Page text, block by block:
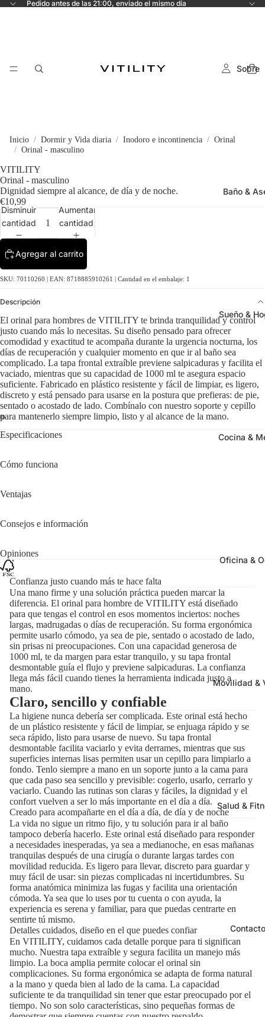
Pedido antes de las 21:00, enviado el mismo día
Sobre
Baño &
Sueño &
Cocina &
Oficina &
Movilidad &
Salud &
Contacto
Inicio Dormir y Vida diaria Inodoro e incontinencia
Orinal
Orinal - masculino
VITILITY
Orinal - masculino
Dignidad siempre al alcance, de día y de noche.
€10,99
Disminuir
cantidad
Aumentar
cantidad
Agregar al carrito
SKU: 70110260 | EAN: 8718885910261 | Cantidad en el embalaje: 1
Descripción
El orinal para hombres de VITILITY te brinda tranquilidad y control
justo cuando más lo necesitas. Su diseño pensado para ofrecer
comodidad y exactitud te acompaña durante la urgencia nocturna, los
días de recuperación y cualquier momento en que ir al baño sea
complicado. La tapa frontal extraíble previene salpicaduras y facilita el
vaciado, mientras que su capacidad de 1000 ml te asegura espacio
suficiente. Fabricado en plástico resistente y fácil de limpiar, es ligero,
discreto y está pensado para usarse en la postura que prefieras: de pie,
sentado o acostado de lado. Combínalo con nuestro soporte y cepillo
para mantenerlo siempre limpio, listo y al alcance de la mano.
Especificaciones
Cómo funciona
Ventajas
Consejos e información
Opiniones
Confianza justo cuando más te hace falta
Una mano firme y una solución práctica pueden marcar la
diferencia. El orinal para hombre de VITILITY está diseñado
para que tengas el control en esos momentos inciertos: noches
largas, madrugadas o días de recuperación. Su forma ergonómica
permite usarlo cómodo, ya sea de pie, sentado o acostado de lado,
sin prisas ni preocupaciones. Con una capacidad generosa de
1000 ml, te da margen para estar tranquilo, y su tapa frontal
desmontable guía el flujo y previene salpicaduras. La confianza
llega más fácil cuando tienes la herramienta indicada justo a
mano.
Claro, sencillo y confiable
La higiene nunca debería ser complicada. Este orinal está hecho
de un plástico resistente y fácil de limpiar, se enjuaga rápido y se
seca rápido, listo para usarse de nuevo. Su tapa frontal
desmontable facilita vaciarlo y evita derrames, mientras que sus
superficies internas lisas permiten usar un cepillo para limpiarlo a
fondo. Tenlo siempre a mano en un soporte junto a la cama para
que cada paso sea sencillo y previsible: cogerlo, usarlo, cerrarlo y
vaciarlo. Cuando las rutinas son claras y fáciles, la dignidad y el
confort vuelven a ser lo más importante en el día a día.
Creado para acompañarte en el día a día, de día y de noche
La vida no sigue un ritmo fijo, y tu solución para ir al baño
tampoco debería hacerlo. Este orinal está diseñado para responder
a necesidades inesperadas, ya sea a medianoche, en esas mañanas
tranquilas después de una cirugía o durante largas tardes con
movilidad reducida. Es ligero para llevar, discreto para guardar y
muy fácil de usar: sin piezas complicadas ni incertidumbres. Su
forma anatómica minimiza las fugas y facilita una orientación
cómoda. Ya sea que lo uses por tu cuenta o con ayuda, la
experiencia es serena y familiar, para que puedas centrarte en
sentirte tú mismo.
Detalles cuidados, diseño en el que puedes confiar
En VITILITY, cuidamos cada detalle porque para ti significan
mucho. Nuestra tapa extraíble y segura facilita un manejo más
limpio. La boca amplia permite colocar el orinal sin
complicaciones. Su forma ergonómica se adapta de forma natural
a la mano y queda bien al lado de la cama. La capacidad
suficiente te da tranquilidad sin tener que estar preocupado por el
tiempo. No son solo características, sino pequeñas formas de